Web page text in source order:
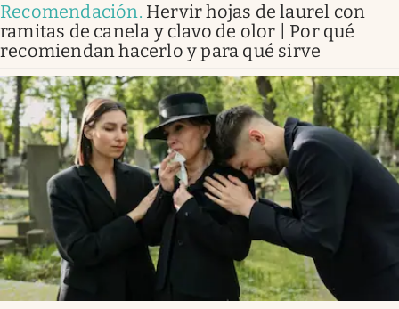
Recomendación. Hervir hojas de laurel con
ramitas de canela y clavo de olor | Por qué
recomiendan hacerlo y para qué sirve